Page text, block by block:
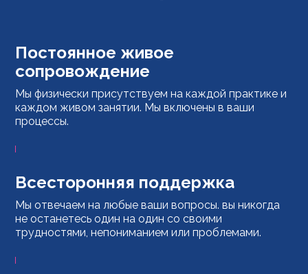
Постоянное живое
сопровождение
Мы физически присутствуем на каждой практике и
каждом живом занятии. Мы включены в ваши
процессы.
Всесторонняя поддержка
Мы отвечаем на любые ваши вопросы. вы никогда
не останетесь один на один со своими
трудностями, непониманием или проблемами.